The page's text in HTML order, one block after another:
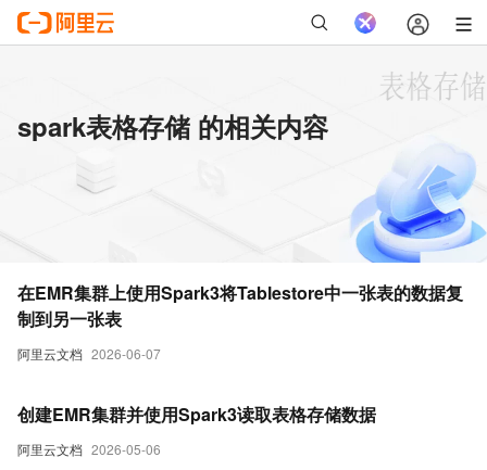
spark表格存储 的相关内容
阿里云文档 2026-06-07
在EMR集群上使用Spark3将Tablestore中一张表的数据复
制到另一张表
阿里云文档 2026-05-06
创建EMR集群并使用Spark3读取表格存储数据